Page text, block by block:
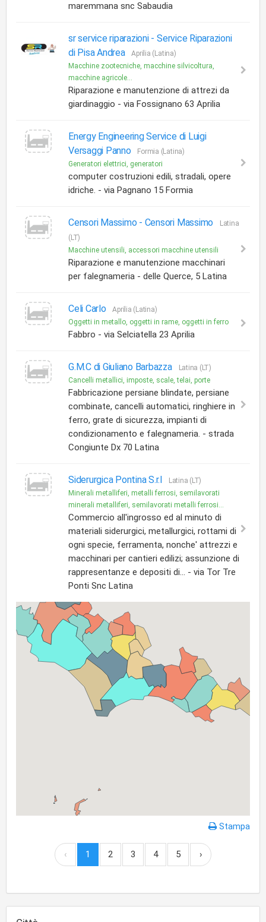
maremmana snc Sabaudia
sr service riparazioni - Service Riparazioni
di Pisa Andrea
Aprilia (Latina)
Macchine zootecniche, macchine silvicoltura,
macchine agricole...
Riparazione e manutenzione di attrezi da
giardinaggio - via Fossignano 63 Aprilia
Energy Engineering Service di Luigi
Versaggi Panno
Formia (Latina)
Generatori elettrici, generatori
computer costruzioni edili, stradali, opere
idriche. - via Pagnano 15 Formia
Censori Massimo - Censori Massimo
Latina
(LT)
Macchine utensili, accessori macchine utensili
Riparazione e manutenzione macchinari
per falegnameria - delle Querce, 5 Latina
Celi Carlo
Aprilia (Latina)
Oggetti in metallo, oggetti in rame, oggetti in ferro
Fabbro - via Selciatella 23 Aprilia
G.M.C di Giuliano Barbazza
Latina (LT)
Cancelli metallici, imposte, scale, telai, porte
Fabbricazione persiane blindate, persiane
combinate, cancelli automatici, ringhiere in
ferro, grate di sicurezza, impianti di
condizionamento e falegnameria. - strada
Congiunte Dx 70 Latina
Siderurgica Pontina S.r.l
Latina (LT)
Minerali metalliferi, metalli ferrosi, semilavorati
minerali metalliferi, semilavorati metalli ferrosi...
Commercio all'ingrosso ed al minuto di
materiali siderurgici, metallurgici, rottami di
ogni specie, ferramenta, nonche' attrezzi e
macchinari per cantieri edilizi; assunzione di
rappresentanze e depositi di... - via Tor Tre
Ponti Snc Latina
Stampa
‹ 1 2 3 4 5 ›